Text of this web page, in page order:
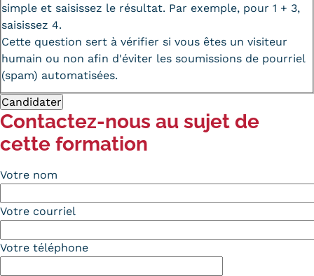
simple et saisissez le résultat. Par exemple, pour 1 + 3,
saisissez 4.
Cette question sert à vérifier si vous êtes un visiteur
humain ou non afin d'éviter les soumissions de pourriel
(spam) automatisées.
Contactez-nous au sujet de
cette formation
Votre nom
Votre courriel
Votre téléphone